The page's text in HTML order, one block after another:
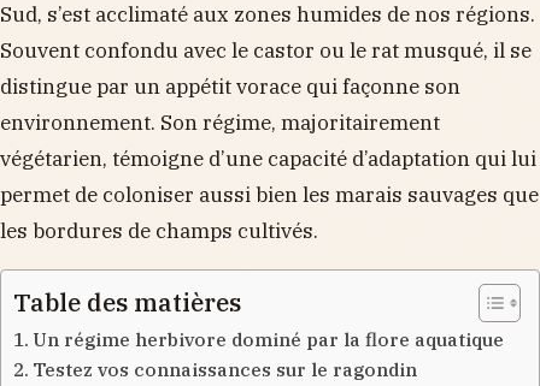
Sud, s’est acclimaté aux zones humides de nos régions.
Souvent confondu avec le castor ou le rat musqué, il se
distingue par un appétit vorace qui façonne son
environnement. Son régime, majoritairement
végétarien, témoigne d’une capacité d’adaptation qui lui
permet de coloniser aussi bien les marais sauvages que
les bordures de champs cultivés.
Table des matières
Un régime herbivore dominé par la flore aquatique
Testez vos connaissances sur le ragondin